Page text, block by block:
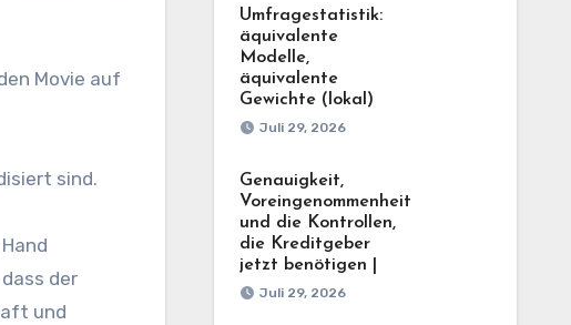
Movie auf
sind.
der
und
Umfragestatistik:
äquivalente
Modelle,
äquivalente
Gewichte (lokal)
Juli 29, 2026
Genauigkeit,
Voreingenommenheit
und die Kontrollen,
die Kreditgeber
jetzt benötigen |
Juli 29, 2026